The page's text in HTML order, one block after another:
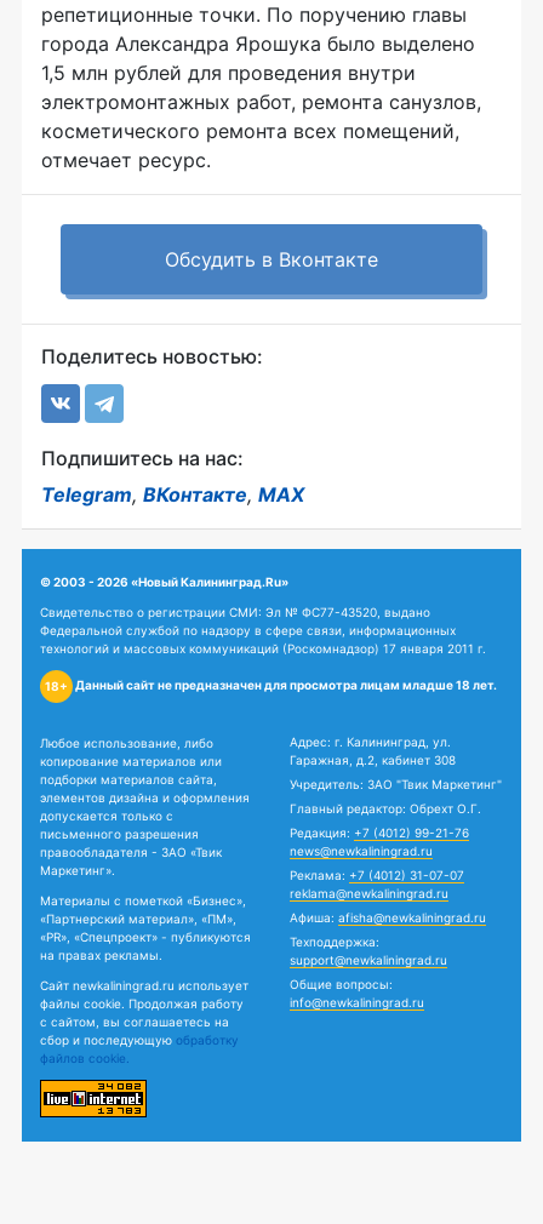
репетиционные точки. По поручению главы
города Александра Ярошука было выделено
1,5 млн рублей для проведения внутри
электромонтажных работ, ремонта санузлов,
косметического ремонта всех помещений,
отмечает ресурс.
Обсудить в Вконтакте
Поделитесь новостью:
Подпишитесь на нас:
Telegram, ВКонтакте, MAX
© 2003 - 2026 «Новый Калининград.Ru»
Свидетельство о регистрации СМИ: Эл № ФС77-43520, выдано
Федеральной службой по надзору в сфере связи, информационных
технологий и массовых коммуникаций (Роскомнадзор) 17 января 2011 г.
18+ Данный сайт не предназначен для просмотра лицам младше 18 лет.
Любое использование, либо
копирование материалов или
подборки материалов сайта,
элементов дизайна и оформления
допускается только с
письменного разрешения
правообладателя - ЗАО «Твик
Маркетинг».
Материалы с пометкой «Бизнес»,
«Партнерский материал», «ПМ»,
«PR», «Спецпроект» - публикуются
на правах рекламы.
Сайт newkaliningrad.ru использует
файлы cookie. Продолжая работу
с сайтом, вы соглашаетесь на
сбор и последующую обработку
файлов cookie.
Адрес: г. Калининград, ул.
Гаражная, д.2, кабинет 308
Учредитель: ЗАО "Твик Маркетинг"
Главный редактор: Обрехт О.Г.
Редакция: +7 (4012) 99-21-76
news@newkaliningrad.ru
Реклама: +7 (4012) 31-07-07
reklama@newkaliningrad.ru
Афиша: afisha@newkaliningrad.ru
Техподдержка:
support@newkaliningrad.ru
Общие вопросы:
info@newkaliningrad.ru